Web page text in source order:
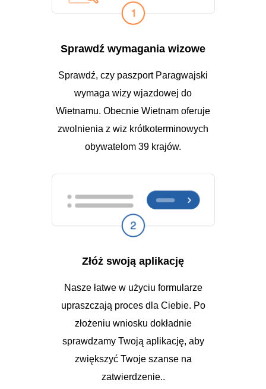
Sprawdź wymagania wizowe
Sprawdź, czy paszport Paragwajski
wymaga wizy wjazdowej do
Wietnamu. Obecnie Wietnam oferuje
zwolnienia z wiz krótkoterminowych
obywatelom 39 krajów.
Złóż swoją aplikację
Nasze łatwe w użyciu formularze
upraszczają proces dla Ciebie. Po
złożeniu wniosku dokładnie
sprawdzamy Twoją aplikację, aby
zwiększyć Twoje szanse na
zatwierdzenie..